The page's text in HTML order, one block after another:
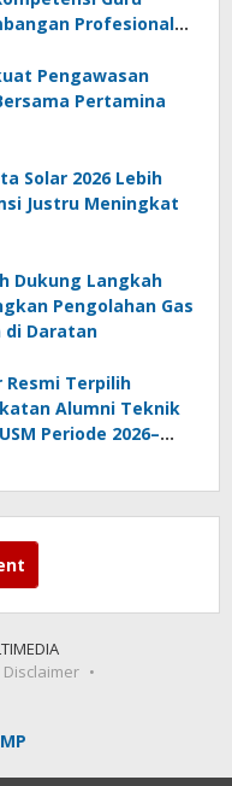
Profesional
Pengawasan
Pertamina
Solar 2026 Lebih
Justru Meningkat
Dukung Langkah
Pengolahan Gas
di Daratan
Resmi Terpilih
Alumni Teknik
Periode 2026–
Disclaimer